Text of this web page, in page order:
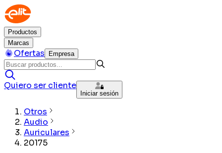
Productos
Marcas
Ofertas Empresa
Quiero ser cliente
Iniciar sesión
Otros
Audio
Auriculares
20175